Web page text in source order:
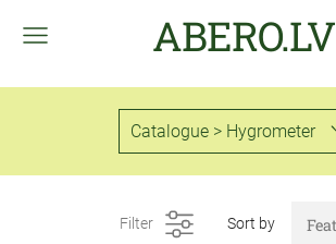
ABERO.LV
Catalogue > Hygrometer
Filter Sort by